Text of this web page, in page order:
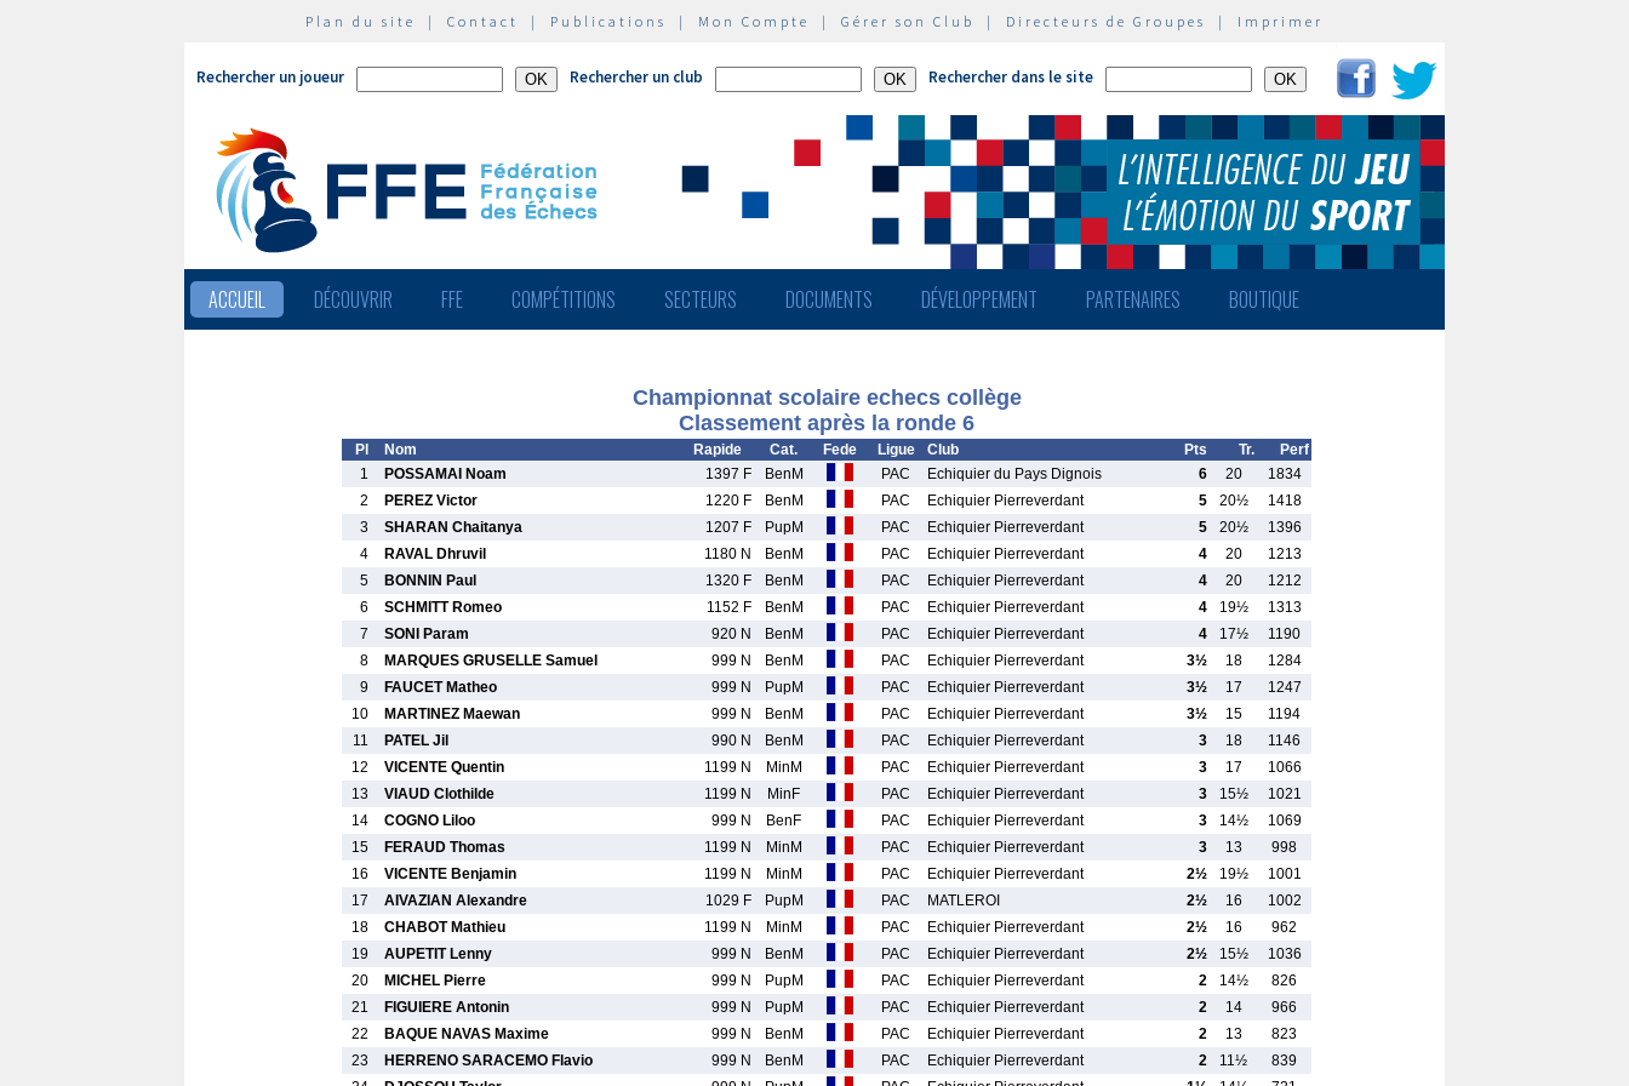
Plan du site | Contact | Publications | Mon Compte | Gérer son Club | Directeurs de Groupes | Imprimer
Rechercher un joueur Rechercher un club Rechercher dans le site
ACCUEIL DÉCOUVRIR FFE COMPÉTITIONS SECTEURS DOCUMENTS DÉVELOPPEMENT PARTENAIRES BOUTIQUE
Championnat scolaire echecs collège
Classement après la ronde 6
Pl Nom Rapide Cat. Fede Ligue Club Pts Tr.
Perf
1
POSSAMAI Noam 1397 F BenM PAC Echiquier du Pays Dignois 6 20
1834
2
PEREZ Victor 1220 F BenM PAC Echiquier Pierreverdant 5 20½
1418
3
SHARAN Chaitanya 1207 F PupM PAC Echiquier Pierreverdant 5 20½
1396
4
RAVAL Dhruvil 1180 N BenM PAC Echiquier Pierreverdant 4 20
1213
5
BONNIN Paul 1320 F BenM PAC Echiquier Pierreverdant 4 20
1212
6
SCHMITT Romeo 1152 F BenM PAC Echiquier Pierreverdant 4 19½
1313
7
SONI Param 920 N BenM PAC Echiquier Pierreverdant 4 17½
1190
8
MARQUES GRUSELLE Samuel 999 N BenM PAC Echiquier Pierreverdant 3½ 18
1284
9
FAUCET Matheo 999 N PupM PAC Echiquier Pierreverdant 3½ 17
1247
10
MARTINEZ Maewan 999 N BenM PAC Echiquier Pierreverdant 3½ 15
1194
11
PATEL Jil 990 N BenM PAC Echiquier Pierreverdant 3 18
1146
12
VICENTE Quentin 1199 N MinM PAC Echiquier Pierreverdant 3 17
1066
13
VIAUD Clothilde 1199 N MinF PAC Echiquier Pierreverdant 3 15½
1021
14
COGNO Liloo 999 N BenF PAC Echiquier Pierreverdant 3 14½
1069
15
FERAUD Thomas 1199 N MinM PAC Echiquier Pierreverdant 3 13
998
16
VICENTE Benjamin 1199 N MinM PAC Echiquier Pierreverdant 2½ 19½
1001
17
AIVAZIAN Alexandre 1029 F PupM PAC MATLEROI 2½ 16
1002
18
CHABOT Mathieu 1199 N MinM PAC Echiquier Pierreverdant 2½ 16
962
19
AUPETIT Lenny 999 N BenM PAC Echiquier Pierreverdant 2½ 15½
1036
20
MICHEL Pierre 999 N PupM PAC Echiquier Pierreverdant 2 14½
826
21
FIGUIERE Antonin 999 N PupM PAC Echiquier Pierreverdant 2 14
966
22
BAQUE NAVAS Maxime 999 N BenM PAC Echiquier Pierreverdant 2 13
823
23
HERRENO SARACEMO Flavio 999 N BenM PAC Echiquier Pierreverdant 2 11½
839